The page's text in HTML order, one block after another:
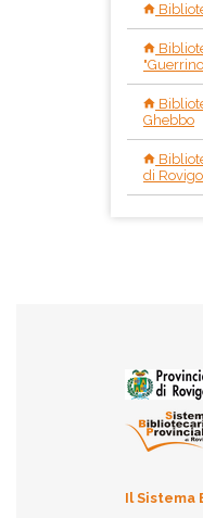
Ghebbo
di Rovigo
Il Sistema